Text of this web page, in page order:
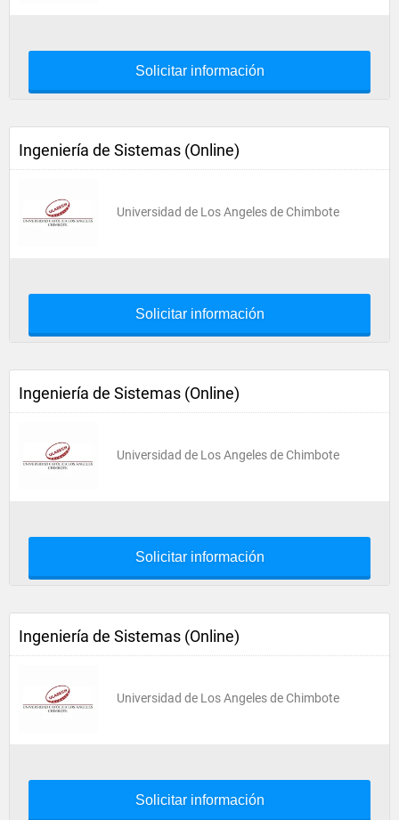
Solicitar información
Ingeniería de Sistemas (Online)
Universidad de Los Angeles de Chimbote
Solicitar información
Ingeniería de Sistemas (Online)
Universidad de Los Angeles de Chimbote
Solicitar información
Ingeniería de Sistemas (Online)
Universidad de Los Angeles de Chimbote
Solicitar información